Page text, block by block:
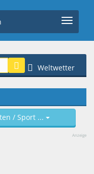
Weltwetter
/ Sport ...
Anzeige